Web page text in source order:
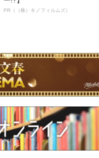
PR（（株）キノフィルムズ）